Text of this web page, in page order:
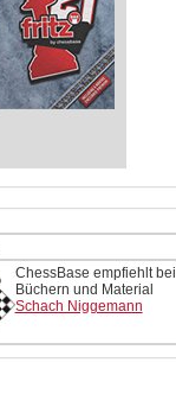
ChessBase empfiehlt bei
Büchern und Material
Schach Niggemann